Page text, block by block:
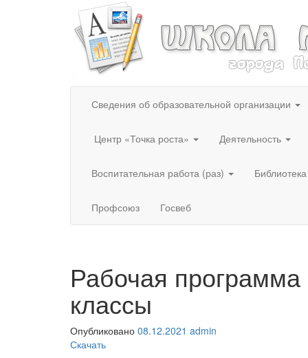
Сведения об образовательной организации
Центр «Точка роста» Деятельность
Воспитательная работа (раз) Библиотека
Профсоюз Госвеб
Рабочая
классы
Опубликовано 08.12.2021 admin
Скачать